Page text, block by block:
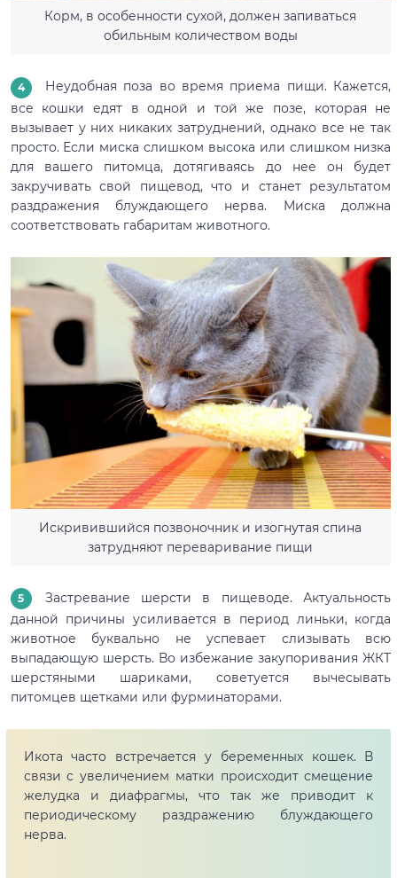
Корм, в особенности сухой, должен запиваться
обильным количеством воды
Неудобная поза во время приема пищи. Кажется,
все кошки едят в одной и той же позе, которая не
вызывает у них никаких затруднений, однако все не так
просто. Если миска слишком высока или слишком низка
для вашего питомца, дотягиваясь до нее он будет
закручивать свой пищевод, что и станет результатом
раздражения блуждающего нерва. Миска должна
соответствовать габаритам животного.
Искривившийся позвоночник и изогнутая спина
затрудняют переваривание пищи
Застревание шерсти в пищеводе. Актуальность
данной причины усиливается в период линьки, когда
животное буквально не успевает слизывать всю
выпадающую шерсть. Во избежание закупоривания ЖКТ
шерстяными шариками, советуется вычесывать
питомцев щетками или фурминаторами.
Икота часто встречается у беременных кошек. В
связи с увеличением матки происходит смещение
желудка и диафрагмы, что так же приводит к
периодическому раздражению блуждающего
нерва.